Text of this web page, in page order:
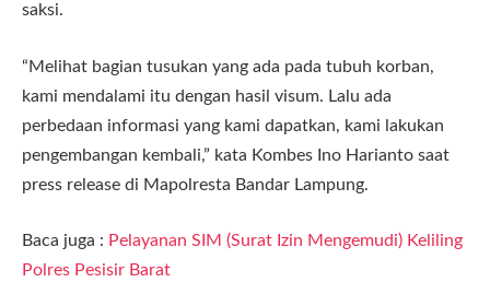
saksi.
“Melihat bagian tusukan yang ada pada tubuh korban,
kami mendalami itu dengan hasil visum. Lalu ada
perbedaan informasi yang kami dapatkan, kami lakukan
pengembangan kembali,” kata Kombes Ino Harianto saat
press release di Mapolresta Bandar Lampung.
Baca juga : Pelayanan SIM (Surat Izin Mengemudi) Keliling
Polres Pesisir Barat